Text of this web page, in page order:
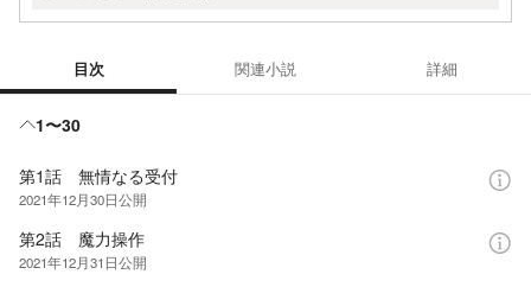
目次 関連小説 詳細
1〜30
第1話 無情なる受付
2021年12月30日公開
第2話 魔力操作
2021年12月31日公開